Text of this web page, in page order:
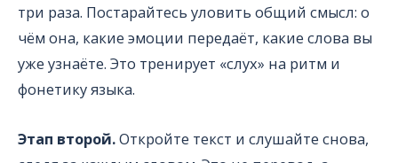
три раза. Постарайтесь уловить общий смысл: о
чём она, какие эмоции передаёт, какие слова вы
уже узнаёте. Это тренирует «слух» на ритм и
фонетику языка.
Этап второй.Откройте текст и слушайте снова,